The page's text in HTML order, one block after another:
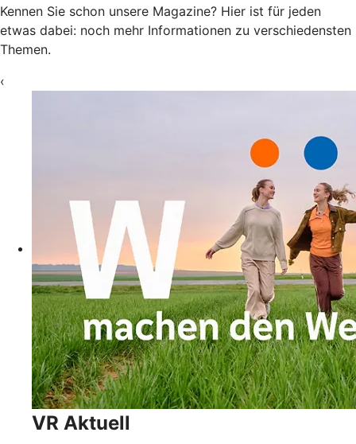
Kennen Sie schon unsere Magazine? Hier ist für jeden
etwas dabei: noch mehr Informationen zu verschiedensten
Themen.
‹
VR Aktuell